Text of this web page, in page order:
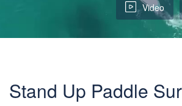
Video
Stand Up Paddle